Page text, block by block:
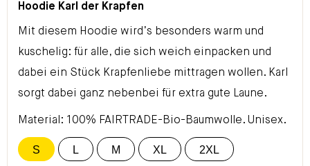
Hoodie Karl der Krapfen
Mit diesem Hoodie wird’s besonders warm und
kuschelig: für alle, die sich weich einpacken und
dabei ein Stück Krapfenliebe mittragen wollen. Karl
sorgt dabei ganz nebenbei für extra gute Laune.
Material: 100% FAIRTRADE-Bio-Baumwolle. Unisex.
S L M XL 2XL